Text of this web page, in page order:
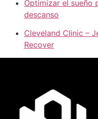
Optimizar el sueño
descanso
Cleveland Clinic –
Recover